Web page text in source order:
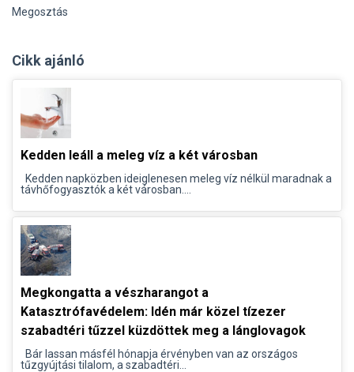
Megosztás
Cikk ajánló
Kedden leáll a meleg víz a két városban
Kedden napközben ideiglenesen meleg víz nélkül maradnak a
távhőfogyasztók a két városban....
Megkongatta a vészharangot a
Katasztrófavédelem: Idén már közel tízezer
szabadtéri tűzzel küzdöttek meg a lánglovagok
Bár lassan másfél hónapja érvényben van az országos
tűzgyújtási tilalom, a szabadtéri...